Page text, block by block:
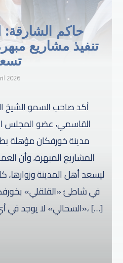
حاكم
تنفيذ مشاريع
2026
أكد صاحب السمو الشيخ
القاسمي، عضو المجلس
مدينة خورفكان مؤهلة
المشاريع المبهرة، وأن
ليسعد أهل المدينة
في شاطئ «القلقلي»
«السحالي» لا يوجد في أي مكان بالعالم إلا هناك، […]